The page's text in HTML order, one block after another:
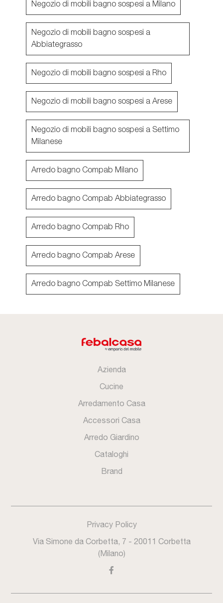
Negozio di mobili bagno sospesi a Milano
Negozio di mobili bagno sospesi a
Abbiategrasso
Negozio di mobili bagno sospesi a Rho
Negozio di mobili bagno sospesi a Arese
Negozio di mobili bagno sospesi a Settimo
Milanese
Arredo bagno Compab Milano
Arredo bagno Compab Abbiategrasso
Arredo bagno Compab Rho
Arredo bagno Compab Arese
Arredo bagno Compab Settimo Milanese
Azienda
Cucine
Arredamento Casa
Accessori Casa
Arredo Giardino
Cataloghi
Brand
Privacy Policy
Via Simone da Corbetta, 7 - 20011 Corbetta
(Milano)